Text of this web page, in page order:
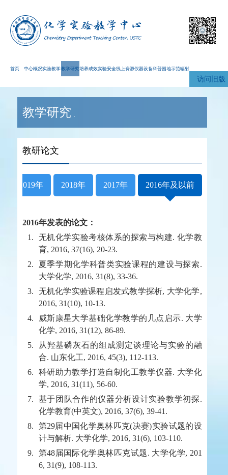
首页 中心概况实验教学教学研究培养成效实验安全线上资源仪器设备科普园地示范辐射
访问旧版
教学研究
教研论文
2019年 2018年 2017年 2016年及以前
2016年发表的论文：
1.
无机化学实验考核体系的探索与构建. 化学教
育, 2016, 37(16), 20-23.
2.
夏季学期化学科普类实验课程的建设与探索.
大学化学, 2016, 31(8), 33-36.
3.
无机化学实验课程启发式教学探析, 大学化学,
2016, 31(10), 10-13.
4.
威斯康星大学基础化学教学的几点启示. 大学
化学, 2016, 31(12), 86-89.
5.
从羟基磷灰石的组成测定谈理论与实验的融
合. 山东化工, 2016, 45(3), 112-113.
6.
科研助力教学打造自制化工教学仪器. 大学化
学, 2016, 31(11), 56-60.
7.
基于团队合作的仪器分析设计实验教学初探.
化学教育(中英文), 2016, 37(6), 39-41.
8.
第29届中国化学奥林匹克(决赛)实验试题的设
计与解析. 大学化学, 2016, 31(6), 103-110.
9.
第48届国际化学奥林匹克试题. 大学化学, 201
6, 31(9), 108-113.